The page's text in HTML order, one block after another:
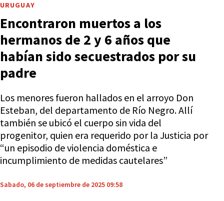
URUGUAY
Encontraron muertos a los
hermanos de 2 y 6 años que
habían sido secuestrados por su
padre
Los menores fueron hallados en el arroyo Don
Esteban, del departamento de Río Negro. Allí
también se ubicó el cuerpo sin vida del
progenitor, quien era requerido por la Justicia por
“un episodio de violencia doméstica e
incumplimiento de medidas cautelares”
Sabado, 06 de septiembre de 2025 09:58